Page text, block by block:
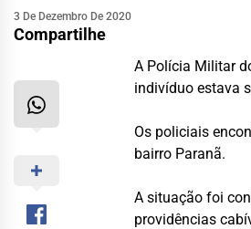
3 De Dezembro De 2020
Compartilhe
A Polícia Militar
indivíduo estava
Os policiais
bairro Paranã.
A situação foi
providências